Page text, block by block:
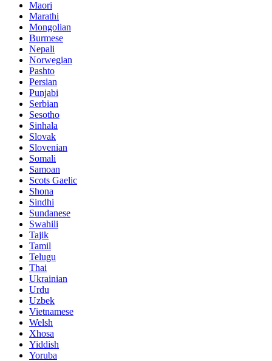
Maori
Marathi
Mongolian
Burmese
Nepali
Norwegian
Pashto
Persian
Punjabi
Serbian
Sesotho
Sinhala
Slovak
Slovenian
Somali
Samoan
Scots Gaelic
Shona
Sindhi
Sundanese
Swahili
Tajik
Tamil
Telugu
Thai
Ukrainian
Urdu
Uzbek
Vietnamese
Welsh
Xhosa
Yiddish
Yoruba